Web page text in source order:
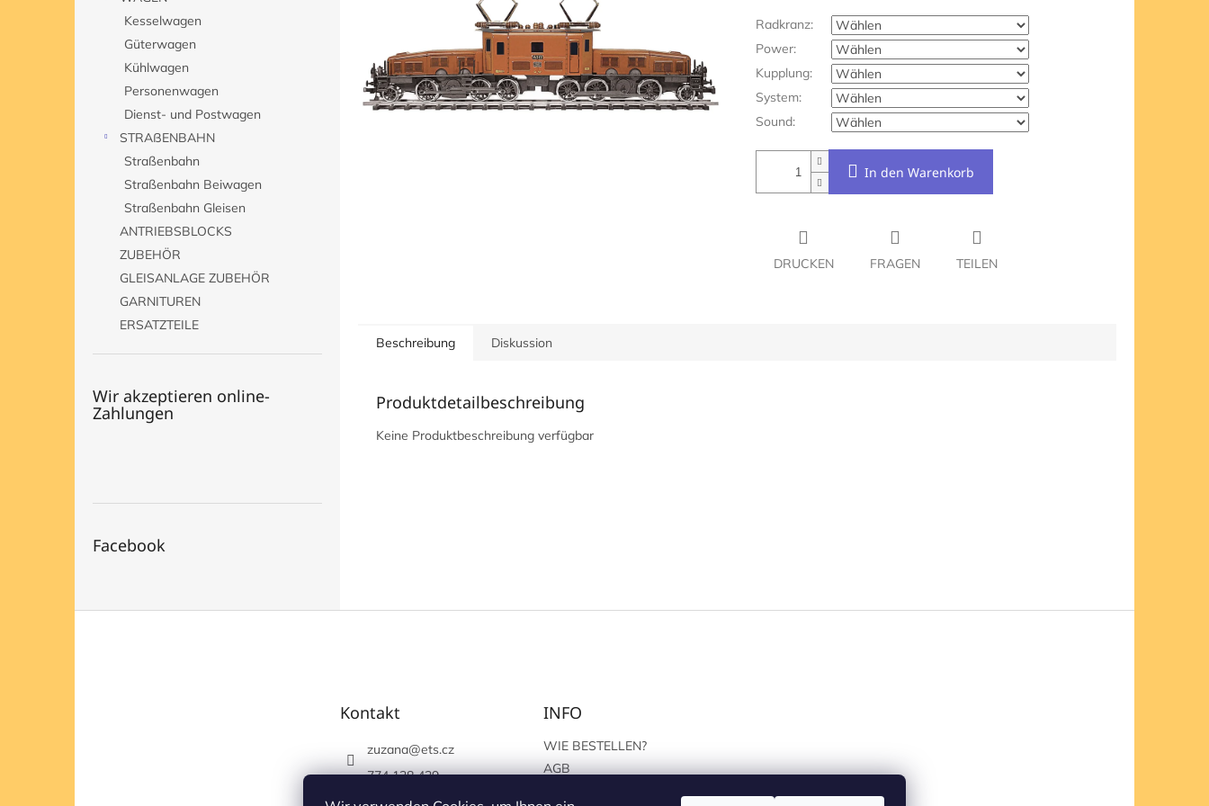
Kesselwagen
Güterwagen
Kühlwagen
Personenwagen
Dienst- und Postwagen
STRAßENBAHN
Straßenbahn
Straßenbahn Beiwagen
Straßenbahn Gleisen
ANTRIEBSBLOCKS
ZUBEHÖR
GLEISANLAGE ZUBEHÖR
GARNITUREN
ERSATZTEILE
Wir akzeptieren online-
Zahlungen
Facebook
Radkranz:
Power:
Kupplung:
System:
Sound:
In den Warenkorb
DRUCKEN FRAGEN TEILEN
Beschreibung Diskussion
Produktdetailbeschreibung
Keine Produktbeschreibung verfügbar
Kontakt
zuzana@ets.cz
774 138 439
https://www.facebook.c
INFO
WIE BESTELLEN?
AGB